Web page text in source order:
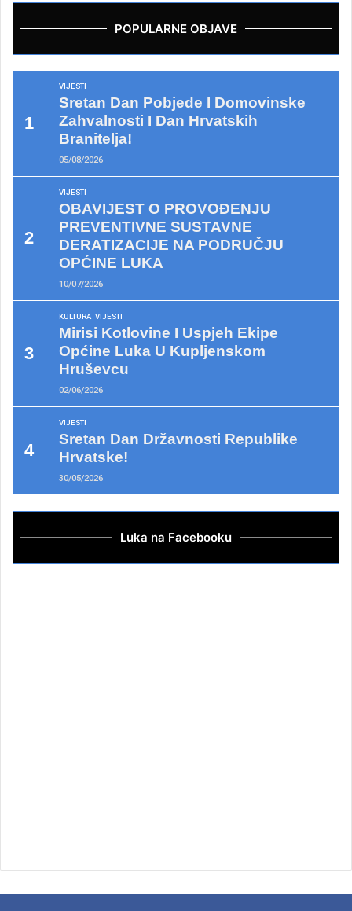
POPULARNE OBJAVE
VIJESTI
Sretan Dan Pobjede I Domovinske
Zahvalnosti I Dan Hrvatskih
Branitelja!
05/08/2026
VIJESTI
OBAVIJEST O PROVOĐENJU
PREVENTIVNE SUSTAVNE
DERATIZACIJE NA PODRUČJU
OPĆINE LUKA
10/07/2026
KULTURA VIJESTI
Mirisi Kotlovine I Uspjeh Ekipe
Općine Luka U Kupljenskom
Hruševcu
02/06/2026
VIJESTI
Sretan Dan Državnosti Republike
Hrvatske!
30/05/2026
Luka na Facebooku